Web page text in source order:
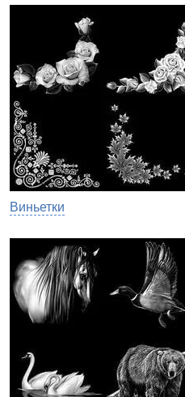
Виньетки